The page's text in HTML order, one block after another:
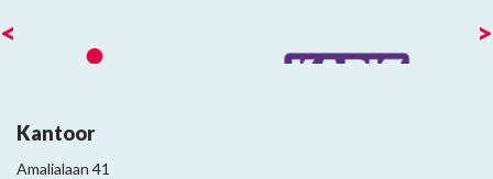
< >
Kantoor
Amalialaan 41